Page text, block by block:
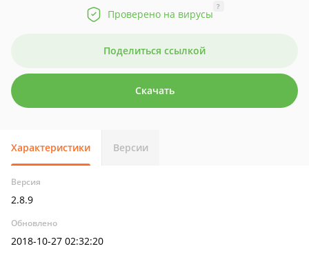
Проверено на вирусы
?
Поделиться ссылкой
Скачать
Характеристики Версии
Версия
2.8.9
Обновлено
2018-10-27 02:32:20